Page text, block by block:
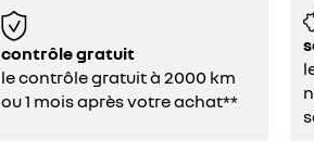
contrôle gratuit
le contrôle gratuit à 2000 km
ou 1 mois après votre achat**